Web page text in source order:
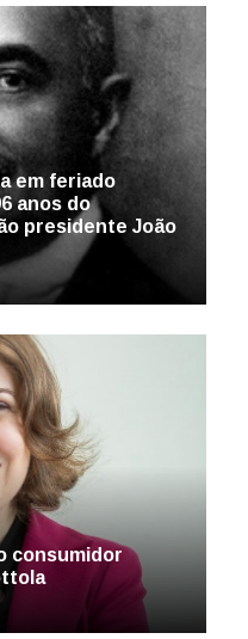
em feriado
anos do
presidente João
consumidor